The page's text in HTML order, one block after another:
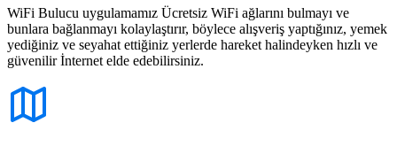
WiFi Bulucu uygulamamız Ücretsiz WiFi ağlarını bulmayı ve
bunlara bağlanmayı kolaylaştırır, böylece alışveriş yaptığınız, yemek
yediğiniz ve seyahat ettiğiniz yerlerde hareket halindeyken hızlı ve
güvenilir İnternet elde edebilirsiniz.